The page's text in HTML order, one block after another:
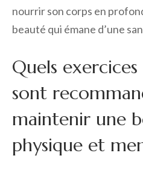
nourrir son corps en
beauté qui émane d’une
Quels exercices
sont
maintenir une
physique et